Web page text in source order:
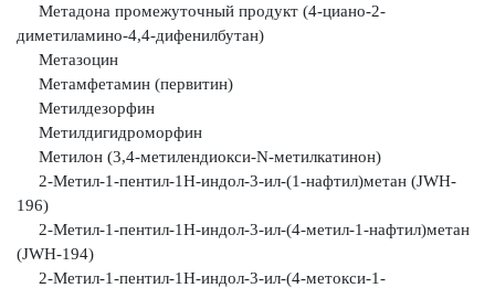
Метадона промежуточный продукт (4-циано-2-
диметиламино-4,4-дифенилбутан)
Метазоцин
Метамфетамин (первитин)
Метилдезорфин
Метилдигидроморфин
Метилон (3,4-метилендиокси-N-метилкатинон)
2-Метил-1-пентил-1Н-индол-3-ил-(1-нафтил)метан (JWH-
196)
2-Метил-1-пентил-1Н-индол-3-ил-(4-метил-1-нафтил)метан
(JWH-194)
2-Метил-1-пентил-1Н-индол-3-ил-(4-метокси-1-